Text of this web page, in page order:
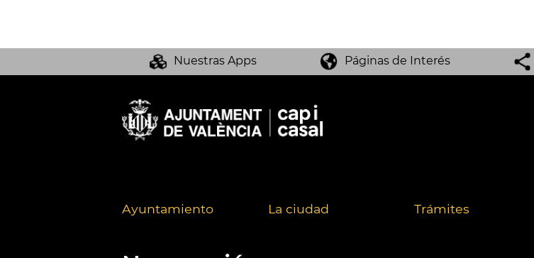
Nuestras Apps Páginas de Interés
Ayuntamiento La ciudad Trámites